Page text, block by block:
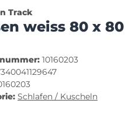
Track
weiss 80 x 80
10160203
Schlafen / Kuscheln